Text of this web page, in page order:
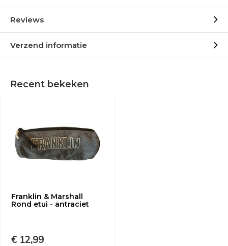
Reviews
Verzend informatie
Recent bekeken
Franklin & Marshall
Rond etui - antraciet
€ 12,99